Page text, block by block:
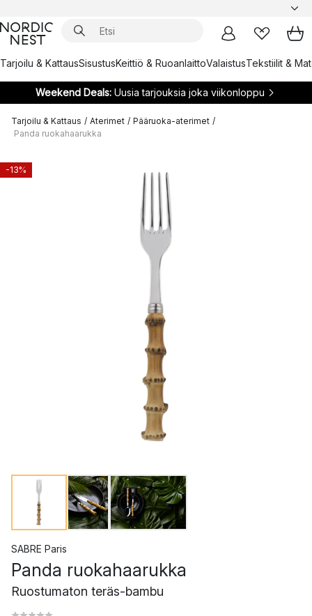
Tarjoilu & KattausSisustusKeittiö & RuoanlaittoValaistusTekstiilit &
Weekend Deals:Uusia tarjouksia joka viikonloppu
Tarjoilu & Kattaus / Aterimet / Pääruoka-aterimet /
Panda ruokahaarukka
-13%
SABRE Paris
Panda ruokahaarukka
Ruostumaton teräs-bambu